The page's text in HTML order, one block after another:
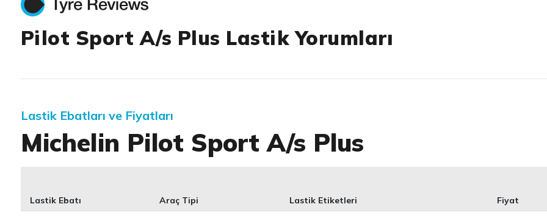
Pilot Sport A/s Plus Lastik Yorumları
Lastik Ebatları ve Fiyatları
Michelin Pilot Sport A/s Plus
Lastik Ebatı Araç Tipi Lastik Etiketleri Fiyat